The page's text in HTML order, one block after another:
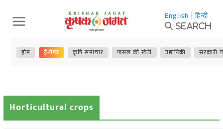
Skip
to
content
English | हिन्दी
Search
होम ई-पेपर कृषि समाचार फसल की खेती उद्यानिकी सरकारी
Horticultural crops